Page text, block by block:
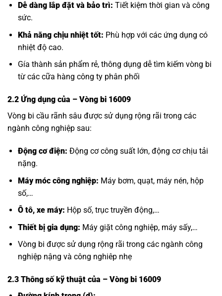
Dễ dàng lắp đặt và bảo trì: Tiết kiệm thời gian và công
sức.
Khả năng chịu nhiệt tốt: Phù hợp với các ứng dụng có
nhiệt độ cao.
Gía thành sản phẩm rẻ, thông dụng dễ tìm kiếm vòng bi
từ các cữa hàng công ty phân phối
2.2 Ứng dụng của – Vòng bi 16009
Vòng bi cầu rãnh sâu được sử dụng rộng rãi trong các
ngành công nghiệp sau:
Động cơ điện: Động cơ công suất lớn, động cơ chịu tải
nặng.
Máy móc công nghiệp: Máy bơm, quạt, máy nén, hộp
số,…
Ô tô, xe máy: Hộp số, trục truyền động,…
Thiết bị gia dụng: Máy giặt công nghiệp, máy sấy,…
Vòng bi được sử dụng rộng rãi trong các ngành công
nghiệp nậng và công nghiêp nhẹ
2.3 Thông số kỹ thuật của – Vòng bi 16009